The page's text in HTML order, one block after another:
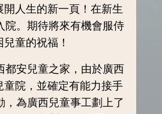
人生的新一頁！在新生
院。期待將來有機會服侍
童的祝福！
都安兒童之家，由於廣西
院，並確定有能力接手
為廣西兒童事工劃上了